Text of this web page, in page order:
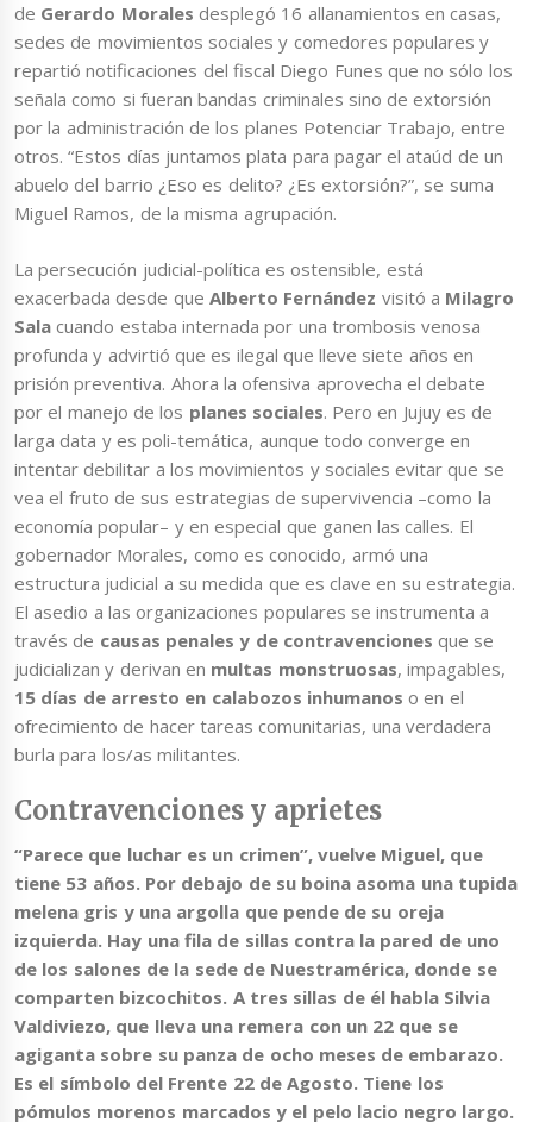
de Gerardo Morales desplegó 16 allanamientos en casas,
sedes de movimientos sociales y comedores populares y
repartió notificaciones del fiscal Diego Funes que no sólo los
señala como si fueran bandas criminales sino de extorsión
por la administración de los planes Potenciar Trabajo, entre
otros. “Estos días juntamos plata para pagar el ataúd de un
abuelo del barrio ¿Eso es delito? ¿Es extorsión?”, se suma
Miguel Ramos, de la misma agrupación.
La persecución judicial-política es ostensible, está
exacerbada desde que Alberto Fernández visitó a Milagro
Sala cuando estaba internada por una trombosis venosa
profunda y advirtió que es ilegal que lleve siete años en
prisión preventiva. Ahora la ofensiva aprovecha el debate
por el manejo de los planes sociales. Pero en Jujuy es de
larga data y es poli-temática, aunque todo converge en
intentar debilitar a los movimientos y sociales evitar que se
vea el fruto de sus estrategias de supervivencia –como la
economía popular– y en especial que ganen las calles. El
gobernador Morales, como es conocido, armó una
estructura judicial a su medida que es clave en su estrategia.
El asedio a las organizaciones populares se instrumenta a
través de causas penales y de contravenciones que se
judicializan y derivan en multas monstruosas, impagables,
15 días de arresto en calabozos inhumanos o en el
ofrecimiento de hacer tareas comunitarias, una verdadera
burla para los/as militantes.
Contravenciones y aprietes
“Parece que luchar es un crimen”, vuelve Miguel, que
tiene 53 años. Por debajo de su boina asoma una tupida
melena gris y una argolla que pende de su oreja
izquierda. Hay una fila de sillas contra la pared de uno
de los salones de la sede de Nuestramérica, donde se
comparten bizcochitos. A tres sillas de él habla Silvia
Valdiviezo, que lleva una remera con un 22 que se
agiganta sobre su panza de ocho meses de embarazo.
Es el símbolo del Frente 22 de Agosto. Tiene los
pómulos morenos marcados y el pelo lacio negro largo.